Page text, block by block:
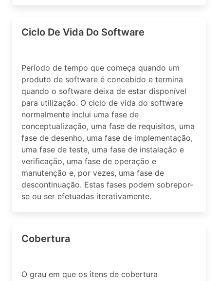
Ciclo De Vida Do Software
Período de tempo que começa quando um
produto de software é concebido e termina
quando o software deixa de estar disponível
para utilização. O ciclo de vida do software
normalmente inclui uma fase de
conceptualização, uma fase de requisitos, uma
fase de desenho, uma fase de implementação,
uma fase de teste, uma fase de instalação e
verificação, uma fase de operação e
manutenção e, por vezes, uma fase de
descontinuação. Estas fases podem sobrepor-
se ou ser efetuadas iterativamente.
Cobertura
O grau em que os itens de cobertura